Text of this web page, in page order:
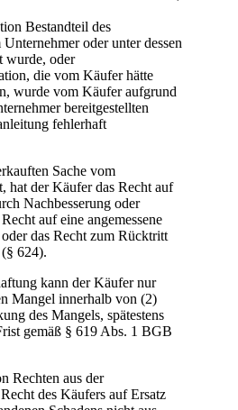
Bestandteil des
oder unter dessen
wurde, oder
die vom Käufer hätte
wurde vom Käufer aufgrund
bereitgestellten
fehlerhaft
Sache vom
hat der Käufer das Recht auf
Nachbesserung oder
auf eine angemessene
das Recht zum Rücktritt
624).
kann der Käufer nur
Mangel innerhalb von (2)
des Mangels, spätestens
gemäß § 619 Abs. 1 BGB
Rechten aus der
des Käufers auf Ersatz